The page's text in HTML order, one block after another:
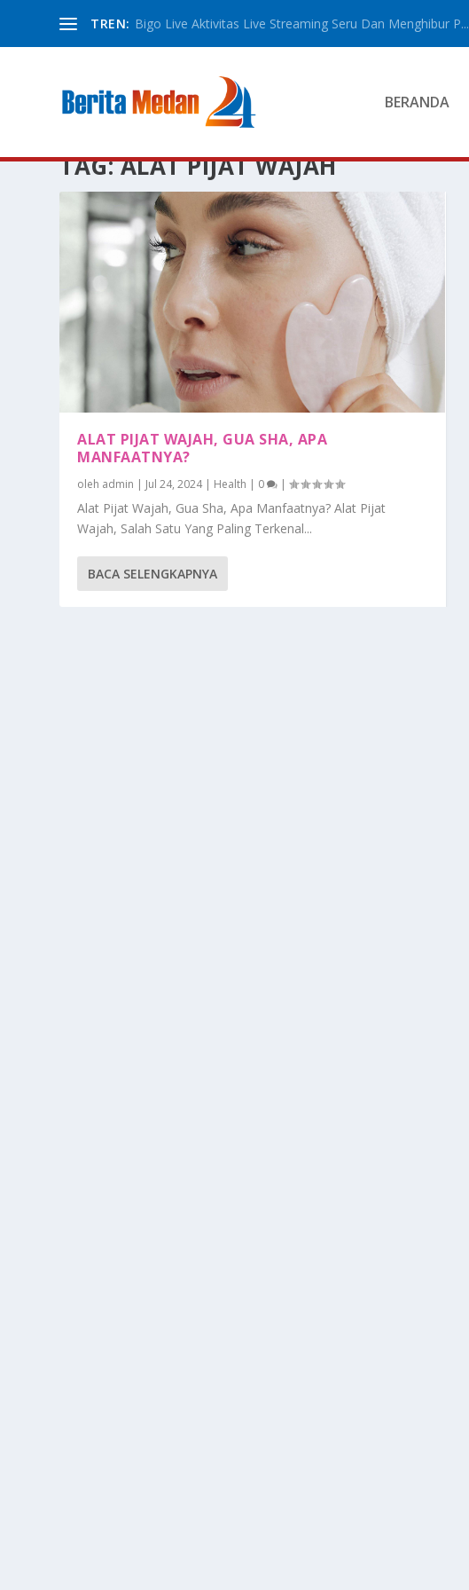
TREN: Bigo Live Aktivitas Live Streaming Seru Dan Menghibur P...
BERANDA
TAG:ALAT PIJAT WAJAH
ALAT PIJAT WAJAH, GUA SHA, APA
MANFAATNYA?
oleh admin | Jul 24, 2024| Health | 0 |
Alat Pijat Wajah, Gua Sha, Apa Manfaatnya? Alat Pijat
Wajah, Salah Satu Yang Paling Terkenal...
BACA SELENGKAPNYA